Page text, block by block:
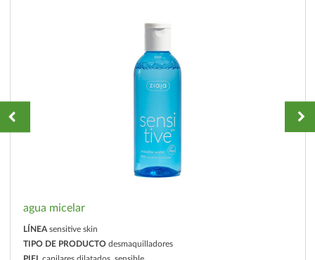
agua micelar
LÍNEA sensitive skin
TIPO DE PRODUCTO desmaquilladores